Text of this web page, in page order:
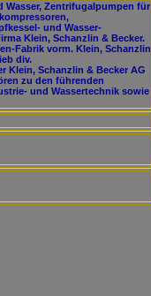
Wasser, Zentrifugalpumpen für
und Wasser-
Klein, Schanzlin & Becker.
Fabrik vorm. Klein, Schanzlin
div.
Klein, Schanzlin & Becker AG
zu den führenden
und Wassertechnik sowie